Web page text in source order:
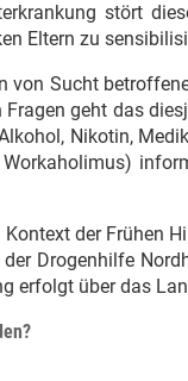
stört
Eltern zu
von Sucht
geht das
Nikotin,
der Frühen
Drogenhilfe
erfolgt über das